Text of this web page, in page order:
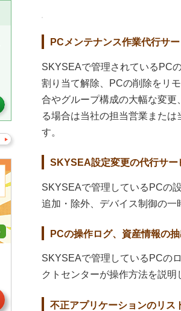
PCメンテナンス作業代行サ
SKYSEAで管理されているPC
割り当て解除、PCの削除をリ
合やグループ構成の大幅な変
る場合は当社の担当営業また
す。
SKYSEA設定変更の代行サー
SKYSEAで管理しているPCの
追加・除外、デバイス制御の一
PCの操作ログ、資産情報の
SKYSEAで管理しているPCの
クトセンターが操作方法を説明
不正アプリケーションのリス